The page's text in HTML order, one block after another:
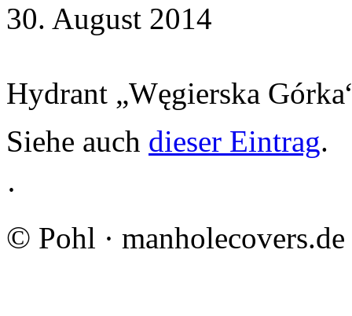
30. August 2014
Hydrant „Węgierska
Siehe auch dieser Eintrag.
·
© Pohl · manholecovers.de